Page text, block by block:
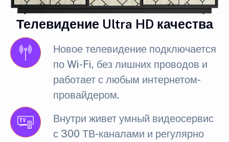
Телевидение Ultra HD качества
Новое телевидение подключается
по Wi-Fi, без лишних проводов и
работает с любым интернетом-
провайдером.
Внутри живет умный видеосервис
с 300 ТВ-каналами и регулярно